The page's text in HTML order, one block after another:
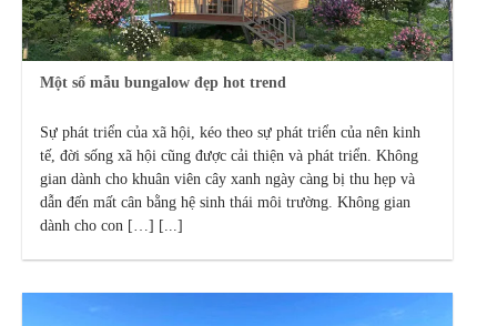
Một số mẫu bungalow đẹp hot trend
Sự phát triển của xã hội, kéo theo sự phát triển của nên kinh
tế, đời sống xã hội cũng được cải thiện và phát triển. Không
gian dành cho khuân viên cây xanh ngày càng bị thu hẹp và
dẫn đến mất cân bằng hệ sinh thái môi trường. Không gian
dành cho con […] [...]